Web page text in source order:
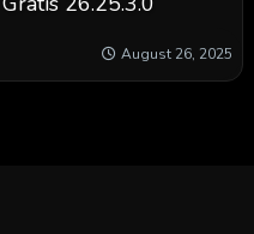
August 26, 2025